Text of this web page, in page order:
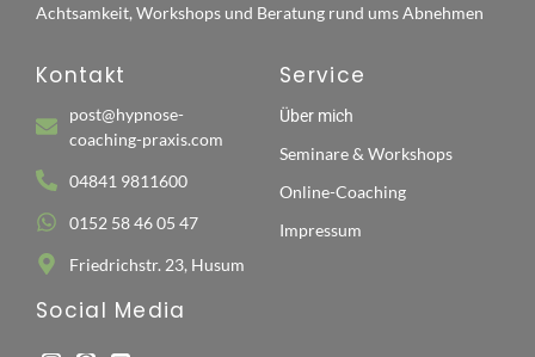
Achtsamkeit, Workshops und Beratung rund ums Abnehmen
Kontakt
post@hypnose-
coaching-praxis.com
04841 9811600
0152 58 46 05 47
Friedrichstr. 23, Husum
Service
Über mich
Seminare & Workshops
Online-Coaching
Impressum
Social Media